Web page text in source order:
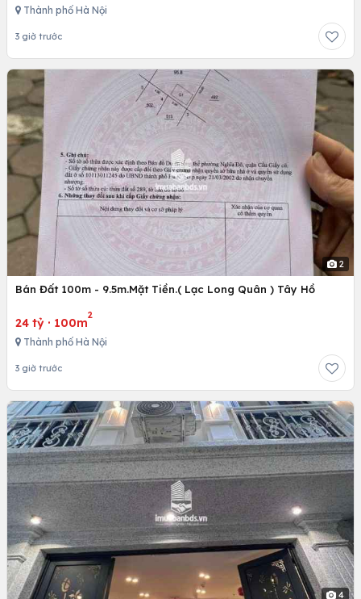
Thành phố Hà Nội
3 giờ trước
2
Bán Đất 100m - 9.5m.Mặt Tiền.( Lạc Long Quân ) Tây Hồ
24 tỷ · 100m
2
Thành phố Hà Nội
3 giờ trước
4